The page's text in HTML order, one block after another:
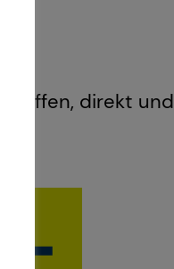
Offen, direkt und